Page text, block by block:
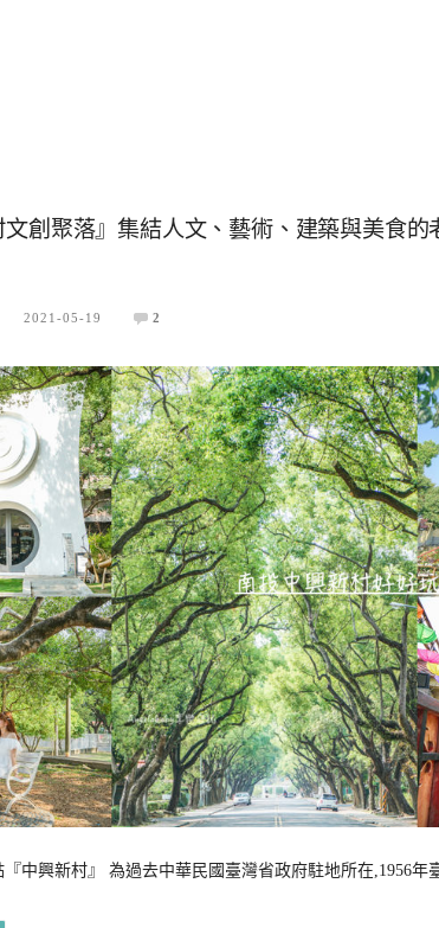
創聚落』集結人文、藝術、建築與美食
2021-05-19 2
中興新村』 為過去中華民國臺灣省政府駐地所在,1956年